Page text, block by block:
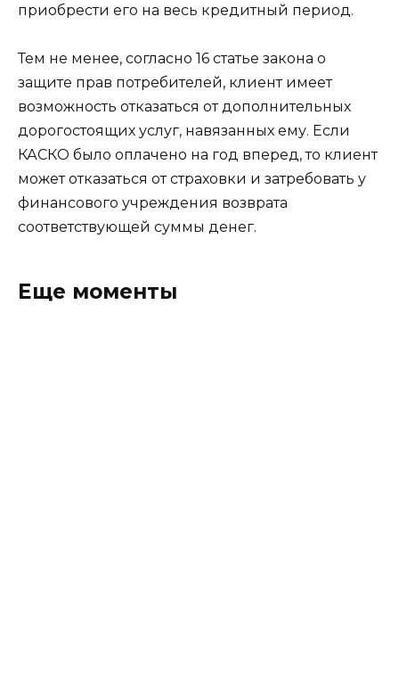
приобрести его на весь кредитный период.
Тем не менее, согласно 16 статье закона о
защите прав потребителей, клиент имеет
возможность отказаться от дополнительных
дорогостоящих услуг, навязанных ему. Если
КАСКО было оплачено на год вперед, то клиент
может отказаться от страховки и затребовать у
финансового учреждения возврата
соответствующей суммы денег.
Еще моменты